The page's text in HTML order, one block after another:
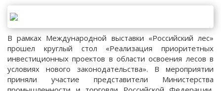
В рамках Международной выставки «Российский лес»
прошел круглый стол «Реализация приоритетных
инвестиционных проектов в области освоения лесов в
условиях нового законодательства». В мероприятии
приняли участие представители Министерства